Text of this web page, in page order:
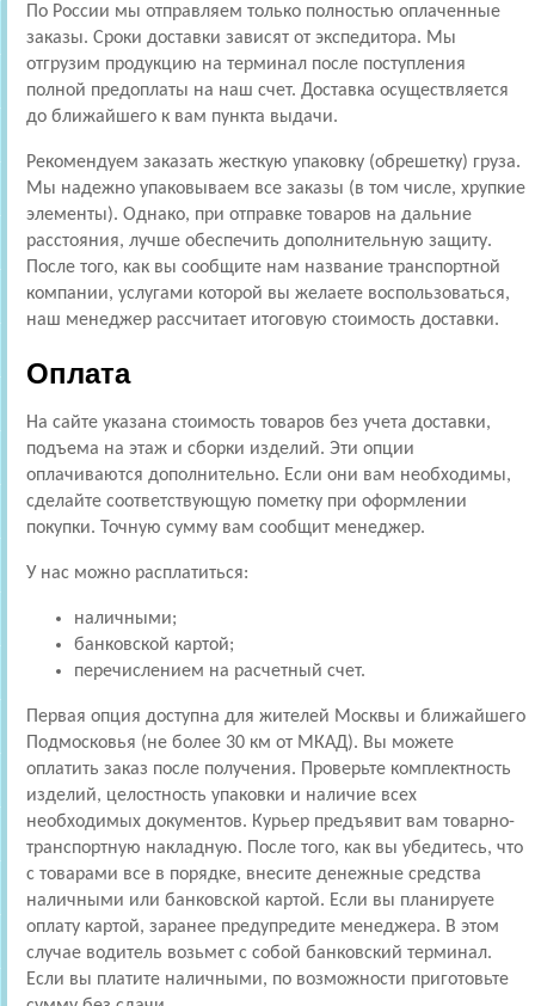
По России мы отправляем только полностью оплаченные
заказы. Сроки доставки зависят от экспедитора. Мы
отгрузим продукцию на терминал после поступления
полной предоплаты на наш счет. Доставка осуществляется
до ближайшего к вам пункта выдачи.
Рекомендуем заказать жесткую упаковку (обрешетку) груза.
Мы надежно упаковываем все заказы (в том числе, хрупкие
элементы). Однако, при отправке товаров на дальние
расстояния, лучше обеспечить дополнительную защиту.
После того, как вы сообщите нам название транспортной
компании, услугами которой вы желаете воспользоваться,
наш менеджер рассчитает итоговую стоимость доставки.
Оплата
На сайте указана стоимость товаров без учета доставки,
подъема на этаж и сборки изделий. Эти опции
оплачиваются дополнительно. Если они вам необходимы,
сделайте соответствующую пометку при оформлении
покупки. Точную сумму вам сообщит менеджер.
У нас можно расплатиться:
наличными;
банковской картой;
перечислением на расчетный счет.
Первая опция доступна для жителей Москвы и ближайшего
Подмосковья (не более 30 км от МКАД). Вы можете
оплатить заказ после получения. Проверьте комплектность
изделий, целостность упаковки и наличие всех
необходимых документов. Курьер предъявит вам товарно-
транспортную накладную. После того, как вы убедитесь, что
с товарами все в порядке, внесите денежные средства
наличными или банковской картой. Если вы планируете
оплату картой, заранее предупредите менеджера. В этом
случае водитель возьмет с собой банковский терминал.
Если вы платите наличными, по возможности приготовьте